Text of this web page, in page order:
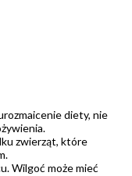
diety, nie
zwierząt, które
Wilgoć może mieć